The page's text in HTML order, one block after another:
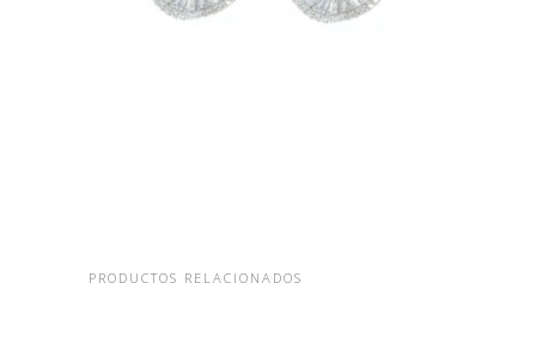
PRODUCTOS RELACIONADOS